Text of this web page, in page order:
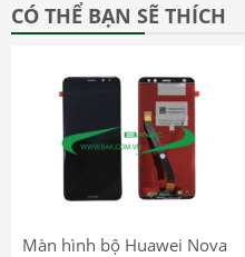
CÓ THỂ BẠN SẼ THÍCH
Màn hình bộ Huawei Nova